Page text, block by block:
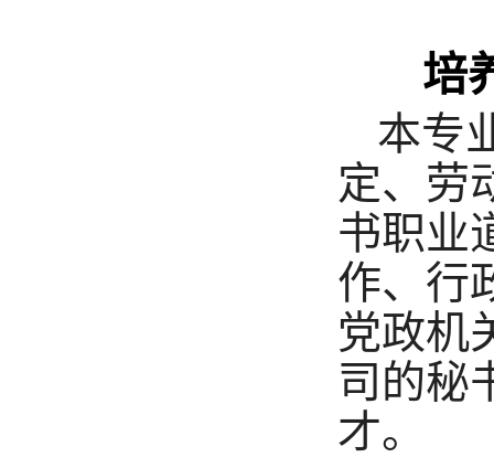
培养
本专
定、劳
书职业
作、行
党政机
司的秘
才。